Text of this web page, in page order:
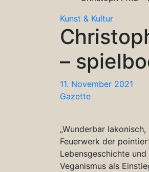
Kunst & Kultur
–
11. November 2021
Gazette
„Wunderbar
Feuerwerk der
Lebensgeschichte
Veganismus als